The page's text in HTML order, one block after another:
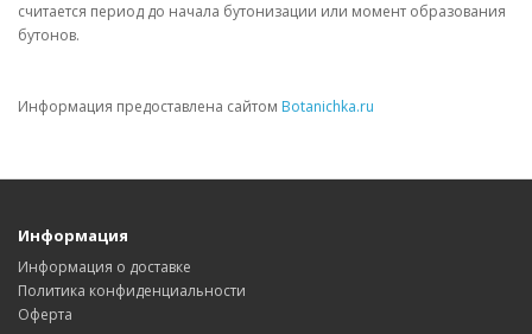
считается период до начала бутонизации или момент образования
бутонов.
Информация предоставлена сайтом Botanichka.ru
Информация
Информация о доставке
Политика конфиденциальности
Оферта